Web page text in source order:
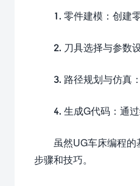
1. 零件建模：创建
2. 刀具选择与参数
3. 路径规划与仿真
4. 生成G代码：通
虽然UG车床编程
步骤和技巧。